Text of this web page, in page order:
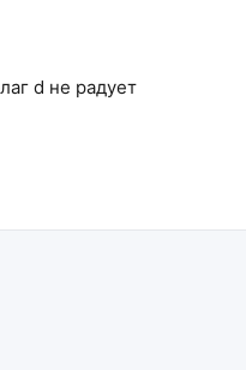
d не радует